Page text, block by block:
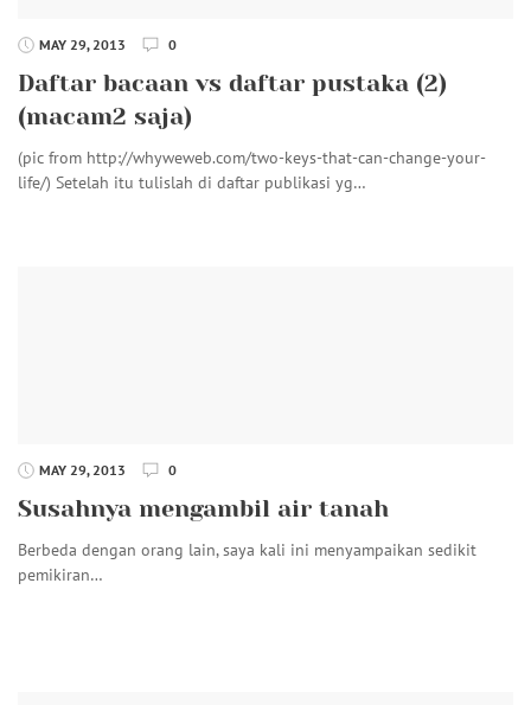
MAY 29, 2013 0
Daftar bacaan vs daftar pustaka (2)
(macam2 saja)
(pic from http://whyweweb.com/two-keys-that-can-change-your-
life/) Setelah itu tulislah di daftar publikasi yg…
MAY 29, 2013 0
Susahnya mengambil air tanah
Berbeda dengan orang lain, saya kali ini menyampaikan sedikit
pemikiran…